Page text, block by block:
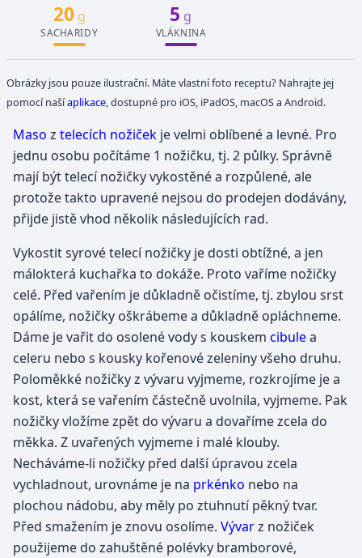
20g
SACHARIDY
5 g
VLÁKNINA
Obrázky jsou pouze ilustrační. Máte vlastní foto receptu? Nahrajte jej
pomocí našíaplikace, dostupné pro iOS, iPadOS, macOS a Android.
Maso z telecích nožiček je velmi oblíbené a levné. Pro
jednu osobu počítáme 1 nožičku, tj. 2 půlky. Správně
mají být telecí nožičky vykostěné a rozpůlené, ale
protože takto upravené nejsou do prodejen dodávány,
přijde jistě vhod několik následujících rad.
Vykostit syrové telecí nožičky je dosti obtížné, a jen
málokterá kuchařka to dokáže. Proto vaříme nožičky
celé. Před vařením je důkladně očistíme, tj. zbylou srst
opálíme, nožičky oškrábeme a důkladně opláchneme.
Dáme je vařit do osolené vody s kouskem cibulea
celeru nebo s kousky kořenové zeleniny všeho druhu.
Poloměkké nožičky z vývaru vyjmeme, rozkrojíme je a
kost, která se vařením částečně uvolnila, vyjmeme. Pak
nožičky vložíme zpět do vývaru a dovaříme zcela do
měkka. Z uvařených vyjmeme i malé klouby.
Necháváme-li nožičky před další úpravou zcela
vychladnout, urovnáme je na prkénko nebo na
plochou nádobu, aby měly po ztuhnutí pěkný tvar.
Před smažením je znovu osolíme. Vývarz nožiček
použijeme do zahuštěné polévky bramborové,